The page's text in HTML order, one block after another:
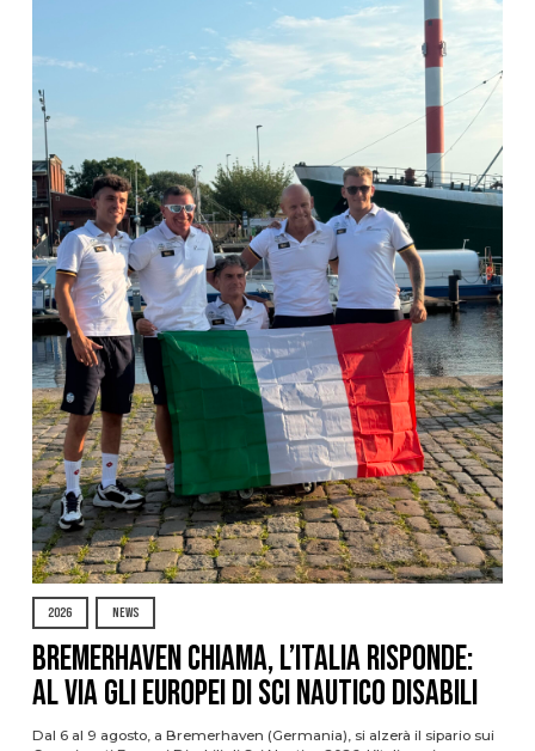
2026 NEWS
Bremerhaven chiama, l’Italia risponde:
al via gli Europei di Sci Nautico Disabili
Dal 6 al 9 agosto, a Bremerhaven (Germania), si alzerà il sipario sui